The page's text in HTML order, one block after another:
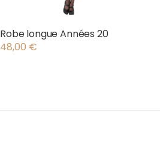
Robe longue Années 20
48,00 €